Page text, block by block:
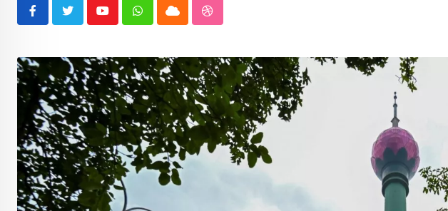
YoutubeWhatsappCloud StumbleUpon